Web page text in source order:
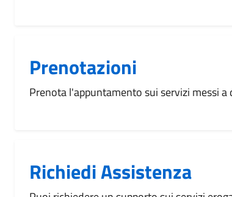
Prenotazioni
Prenota l'appuntamento sui servizi messi
Richiedi Assistenza